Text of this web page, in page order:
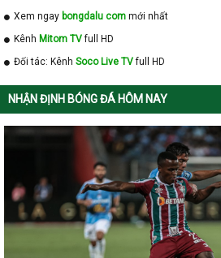
Xem ngay bongdalu com mới nhất
Kênh Mitom TVfull HD
Đối tác: Kênh Soco Live TVfull HD
NHẬN ĐỊNH BÓNG ĐÁ HÔM NAY